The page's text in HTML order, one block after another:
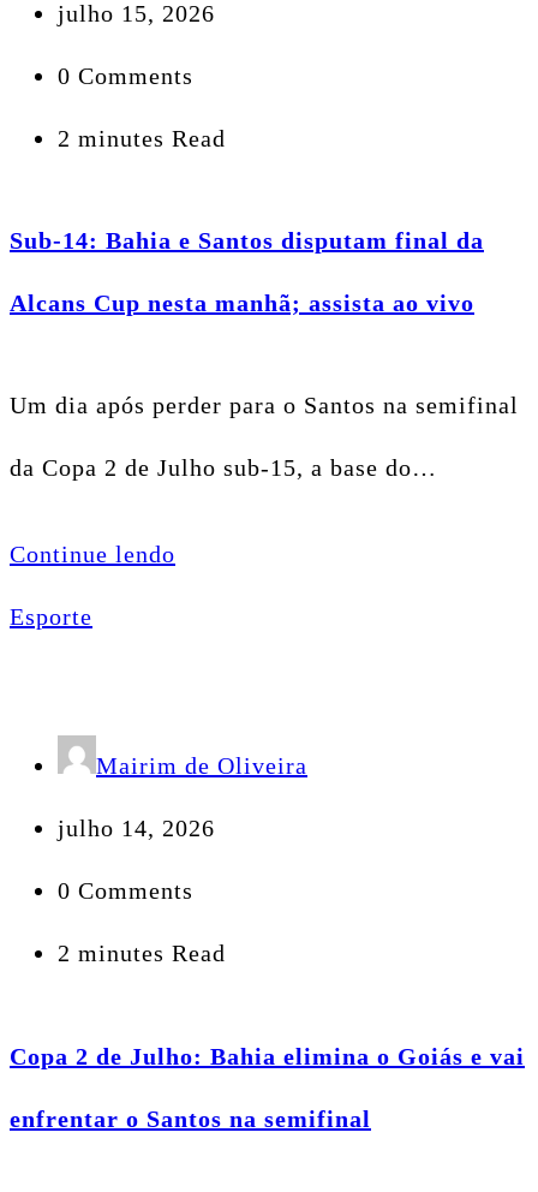
julho 15, 2026
0 Comments
2 minutes Read
Sub-14: Bahia e Santos disputam final da
Alcans Cup nesta manhã; assista ao vivo
Um dia após perder para o Santos na semifinal
da Copa 2 de Julho sub-15, a base do…
Continue lendo
Esporte
Mairim de Oliveira
julho 14, 2026
0 Comments
2 minutes Read
Copa 2 de Julho: Bahia elimina o Goiás e vai
enfrentar o Santos na semifinal